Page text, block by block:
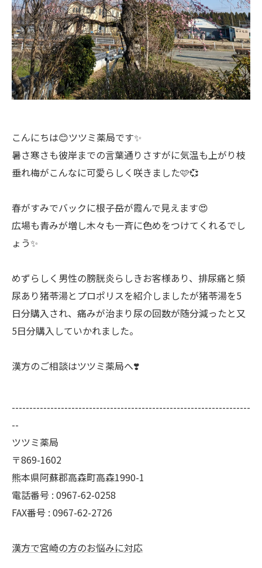
こんにちは😊ツツミ薬局です✨
暑さ寒さも彼岸までの言葉通りさすがに気温も上がり枝
垂れ梅がこんなに可愛らしく咲きました🩷💞
春がすみでバックに根子岳が霞んで見えます😍
広場も青みが増し木々も一斉に色めをつけてくれるでし
ょう✨
めずらしく男性の膀胱炎らしきお客様あり、排尿痛と頻
尿あり猪苓湯とプロポリスを紹介しましたが猪苓湯を5
日分購入され、痛みが治まり尿の回数が随分減ったと又
5日分購入していかれました。
漢方のご相談はツツミ薬局へ❣️
--------------------------------------------------------------------
--
ツツミ薬局
〒869-1602
熊本県阿蘇郡高森町高森1990-1
電話番号 : 0967-62-0258
FAX番号 : 0967-62-2726
漢方で宮崎の方のお悩みに対応